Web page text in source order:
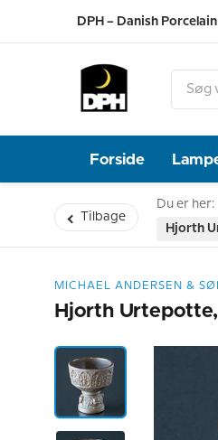
DPH – Danish
Forside
Tilbage
Du er her:
Hjorth
MICHAEL ANDERSEN &
Hjorth